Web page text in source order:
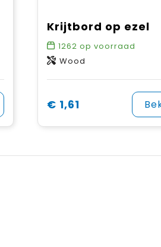
Krijtbord op ezel
1262 op voorraad
Wood
€ 1,61